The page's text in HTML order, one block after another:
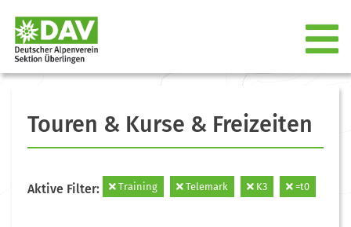
Touren & Kurse & Freizeiten
Aktive Filter: Training Telemark K3 =t0